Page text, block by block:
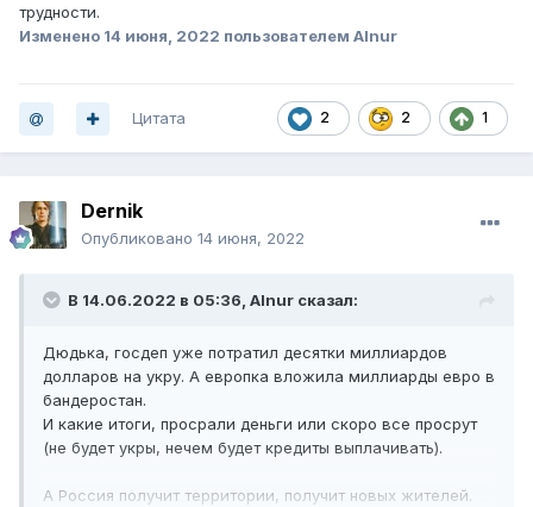
трудности.
Изменено 14 июня, 2022 пользователем Alnur
2 2 1
Цитата
Dernik
Опубликовано 14 июня, 2022
В 14.06.2022 в 05:36, Alnur сказал:
Дюдька, госдеп уже потратил десятки миллиардов
долларов на укру. А европка вложила миллиарды евро в
бандеростан.
И какие итоги, просрали деньги или скоро все просрут
(не будет укры, нечем будет кредиты выплачивать).
А Россия получит территории, получит новых жителей.